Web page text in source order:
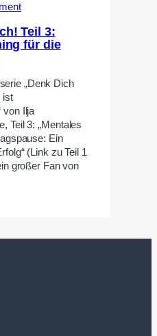
Teil 3:
für die
„Denk Dich
ist
von Ilja
Teil 3: „Mentales
Ein
(Link zu Teil 1
großer Fan von